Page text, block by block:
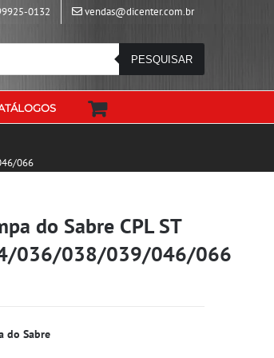
0132 vendas@dicenter.com.br
PESQUISAR
066
do Sabre CPL ST
036/038/039/046/066
do Sabre